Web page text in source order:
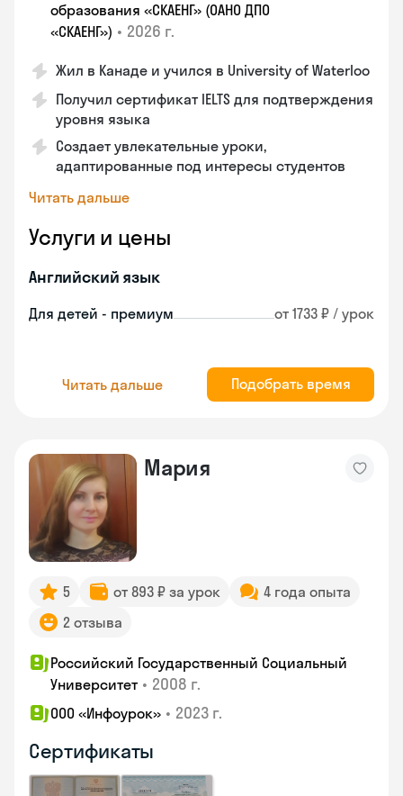
образования «СКАЕНГ» (ОАНО ДПО
«СКАЕНГ») • 2026 г.
Жил в Канаде и учился в University of Waterloo
Получил сертификат IELTS для подтверждения
уровня языка
Создает увлекательные уроки,
адаптированные под интересы студентов
Читать дальше
Услуги и цены
Английский язык
Для детей - премиум от 1733 ₽ / урок
Читать дальше Подобрать время
Мария
5 от 893 ₽ за урок
4 года опыта
2 отзыва
Российский Государственный Социальный
Университет • 2008 г.
ООО «Инфоурок» • 2023 г.
Сертификаты